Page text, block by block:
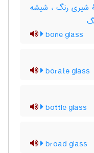
شیری رنگ ، شیشه
bone glass
borate glass
bottle glass
broad glass